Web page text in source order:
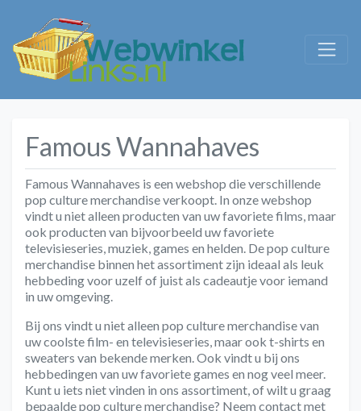
Famous Wannahaves
Famous Wannahaves is een webshop die verschillende
pop culture merchandise verkoopt. In onze webshop
vindt u niet alleen producten van uw favoriete films, maar
ook producten van bijvoorbeeld uw favoriete
televisieseries, muziek, games en helden. De pop culture
merchandise binnen het assortiment zijn ideaal als leuk
hebbeding voor uzelf of juist als cadeautje voor iemand
in uw omgeving.
Bij ons vindt u niet alleen pop culture merchandise van
uw coolste film- en televisieseries, maar ook t-shirts en
sweaters van bekende merken. Ook vindt u bij ons
hebbedingen van uw favoriete games en nog veel meer.
Kunt u iets niet vinden in ons assortiment, of wilt u graag
bepaalde pop culture merchandise? Neem contact met